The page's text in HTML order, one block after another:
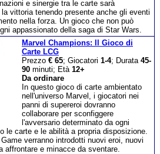
e sinergie tra le carte sarà
vittoria tenendo presente anche gli eventi
nella forza. Un gioco che non può
appassionato della saga di Star Wars.
Marvel Champions: Il Gioco di
Carte LCG
Prezzo € 65; Giocatori 1-4; Durata 45-
90 minuti; Età 12+
Da ordinare
In questo gioco di carte ambientato
nell'universo Marvel, i giocatori nei
panni di supereroi dovranno
collaborare per sconfiggere
l'avversario determinato da ogni
le carte e le abilità a propria disposizione.
verranno introdotti nuovi eroi, nuovi
affrontare e minacce da sventare.